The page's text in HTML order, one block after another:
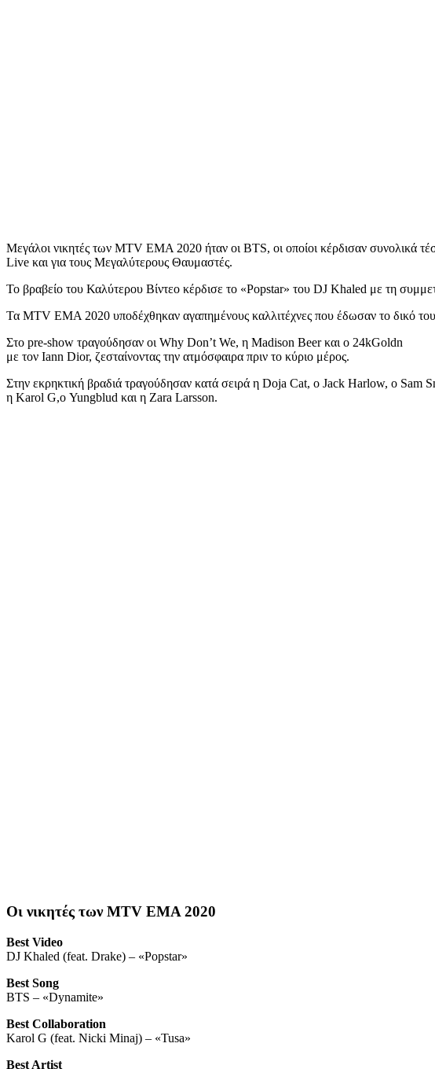
Μεγάλοι νικητές των MTV EMA 2020 ήταν οι BTS, οι οποίοι κέρδισαν συνολικά
Live και για τους Μεγαλύτερους Θαυμαστές.
Το βραβείο του Καλύτερου Βίντεο κέρδισε το «Popstar» του DJ Khaled με τη
Τα MTV EMA 2020 υποδέχθηκαν αγαπημένους καλλιτέχνες που έδωσαν το δικό
Στο pre-show τραγούδησαν οι Why Don’t We, η Madison Beer και ο 24kGoldn
με τον Iann Dior, ζεσταίνοντας την ατμόσφαιρα πριν το κύριο μέρος.
Στην εκρηκτική βραδιά τραγούδησαν κατά σειρά η Doja Cat, ο Jack Harlow, ο
η Karol G,ο Yungblud και η Zara Larsson.
Οι νικητές των MTV EMA 2020
Best Video
DJ Khaled (feat. Drake) – «Popstar»
Best Song
BTS – «Dynamite»
Best Collaboration
Karol G (feat. Nicki Minaj) – «Tusa»
Best Artist